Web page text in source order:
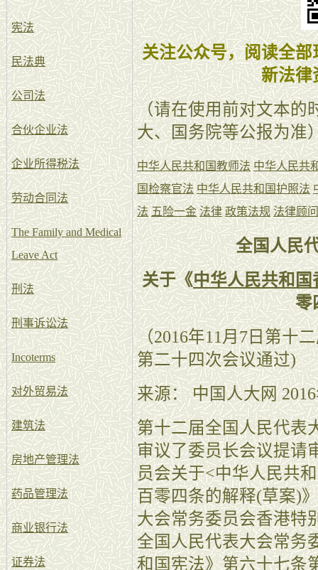
宪法
民法典
公司法
合伙企业法
企业所得税法
劳动合同法
The Family and Medical
Leave Act
刑法
刑事诉讼法
Incoterms
对外贸易法
建筑法
房地产管理法
药品管理法
商业银行法
证券法
关注公众号，阅读全
新法律
（请在使用前对文本的
大、国务院等公报为准
中华人民共和国教师法 中华人民共
国检察官法 中华人民共和国护照法
法 五险一金 法律 政策法规 法律顾
全国人民
关于《中华人民共和
零
（2016年11月7日第十
第二十四次会议通过)
来源： 中国人大网
第十二届全国人民代表
审议了委员长会议提请
员会关于<中华人民共
百零四条的解释(草案)
大会常务委员会香港特
全国人民代表大会常务
和国宪法》第六十七条